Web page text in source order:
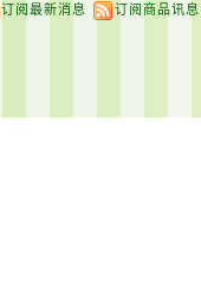
订阅最新消息 订阅商品讯息